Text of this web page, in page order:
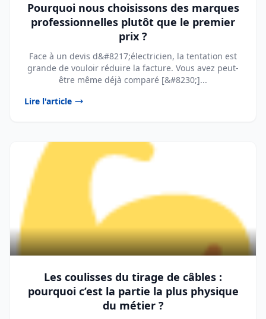
Pourquoi nous choisissons des marques
professionnelles plutôt que le premier
prix ?
Face à un devis d&#8217;électricien, la tentation est
grande de vouloir réduire la facture. Vous avez peut-
être même déjà comparé [&#8230;]...
Lire l'article
Les coulisses du tirage de câbles :
pourquoi c’est la partie la plus physique
du métier ?